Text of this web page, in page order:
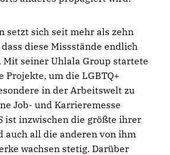
setzt sich seit mehr als zehn
diese Missstände endlich
seiner Uhlala Group startete
Projekte, um die LGBTQ+
in der Arbeitswelt zu
Job- und Karrieremesse
ist inzwischen die größte ihrer
auch all die anderen von ihm
wachsen stetig. Darüber